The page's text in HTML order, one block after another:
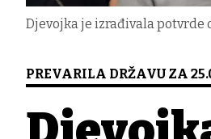
Djevojka je izrađivala potvrde
PREVARILA DRŽAVU ZA